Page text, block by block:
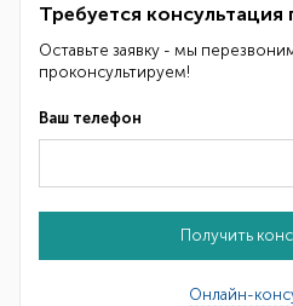
Требуется консультация
Оставьте заявку - мы
проконсультируем!
Ваш телефон
Получить
Онлайн-